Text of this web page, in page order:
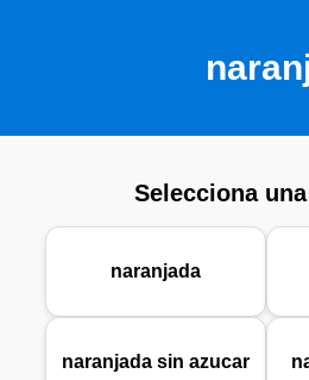
Selecciona
naranjada
naranjada sin azucar